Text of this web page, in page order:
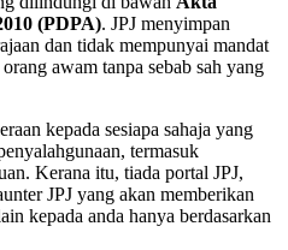
(PDPA). JPJ menyimpan
dan tidak mempunyai mandat
awam tanpa sebab sah yang
kepada sesiapa sahaja yang
termasuk
Kerana itu, tiada portal JPJ,
JPJ yang akan memberikan
kepada anda hanya berdasarkan